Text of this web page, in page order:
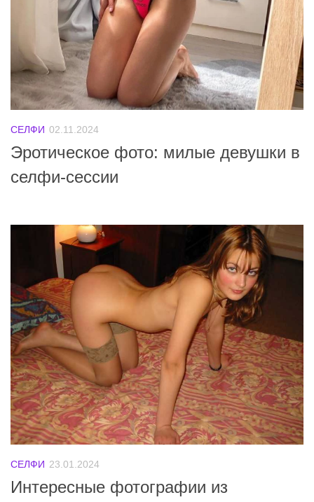
СЕЛФИ 02.11.2024
Эротическое фото: милые девушки в
селфи-сессии
СЕЛФИ 23.01.2024
Интересные фотографии из